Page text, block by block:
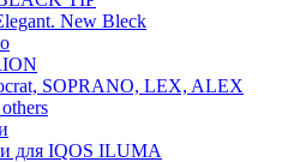
New Bleck
SOPRANO, LEX, ALEX
для IQOS ILUMA